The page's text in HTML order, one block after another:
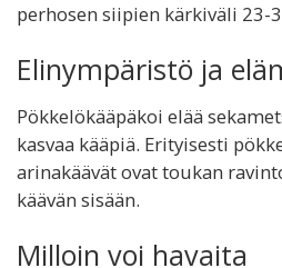
perhosen siipien kärkiväli 23-
Elinympäristö ja
Pökkelökääpäkoi elää
kasvaa kääpiä. Erityisesti
arinakäävät ovat toukan
käävän sisään.
Milloin voi havaita